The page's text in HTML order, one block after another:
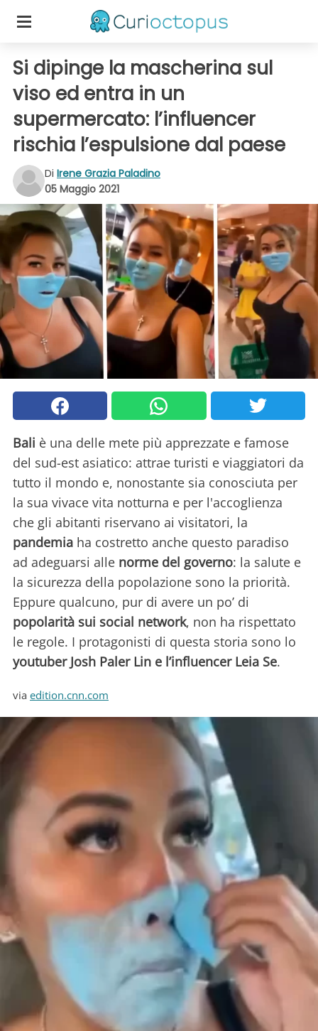
Si dipinge la mascherina sul
viso ed entra in un
supermercato: l’influencer
rischia l’espulsione dal paese
Di Irene Grazia Paladino
05 Maggio 2021
Bali è una delle mete più apprezzate e famose
del sud-est asiatico: attrae turisti e viaggiatori da
tutto il mondo e, nonostante sia conosciuta per
la sua vivace vita notturna e per l'accoglienza
che gli abitanti riservano ai visitatori, la
pandemia ha costretto anche questo paradiso
ad adeguarsi alle norme del governo: la salute e
la sicurezza della popolazione sono la priorità.
Eppure qualcuno, pur di avere un po’ di
popolarità sui social network, non ha rispettato
le regole. I protagonisti di questa storia sono lo
youtuber Josh Paler Lin e l’influencer Leia Se.
via edition.cnn.com